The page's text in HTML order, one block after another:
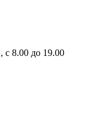
8.00 до 19.00